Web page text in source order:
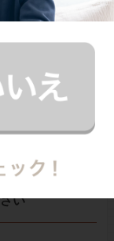
ないでしょ
っていると、
、なるべく気
ね。
い